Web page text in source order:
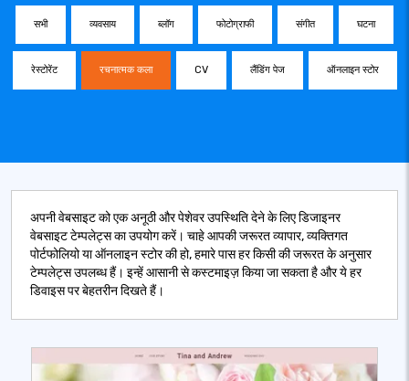
सभी व्यवसाय ब्लॉग फोटोग्राफी संगीत घटना
रेस्टोरेंट रचनात्मक कला CV लैंडिंग पेज ऑनलाइन स्टोर
अपनी वेबसाइट को एक अनूठी और पेशेवर उपस्थिति देने के लिए डिजाइनर
वेबसाइट टेम्पलेट्स का उपयोग करें। चाहे आपकी जरूरत व्यापार, व्यक्तिगत
पोर्टफोलियो या ऑनलाइन स्टोर की हो, हमारे पास हर किसी की जरूरत के अनुसार
टेम्पलेट्स उपलब्ध हैं। इन्हें आसानी से कस्टमाइज़ किया जा सकता है और ये हर
डिवाइस पर बेहतरीन दिखते हैं।